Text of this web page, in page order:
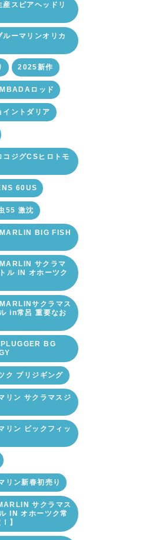
スピアヘッドリ
ーマリンオリカ
2025新作
ロッド
ントダリア
ジグCSヒロトモ
60US
55 激沈
BIG FISH
サクラマ
ル IN オホーツク
サクラマス
in常呂 重要なお
BG
ク ブリジギング
リン サクラマスジ
リン ビックフィッ
リン新春初売り
サクラマス
IN オホーツク常
】